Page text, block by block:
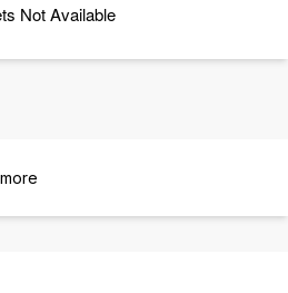
Not Available